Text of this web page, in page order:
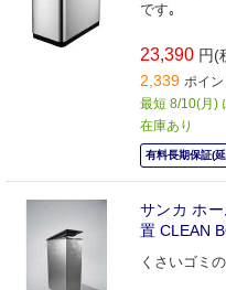
です｡
23,390 円(
2,339 ポイ
最短 8/10(月)
在庫あり
有料長期保証(
サンカ ホ
置 CLEAN
くさいゴミ